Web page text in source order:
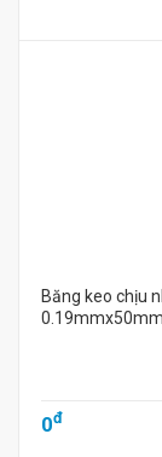
Băng keo chịu
0đ